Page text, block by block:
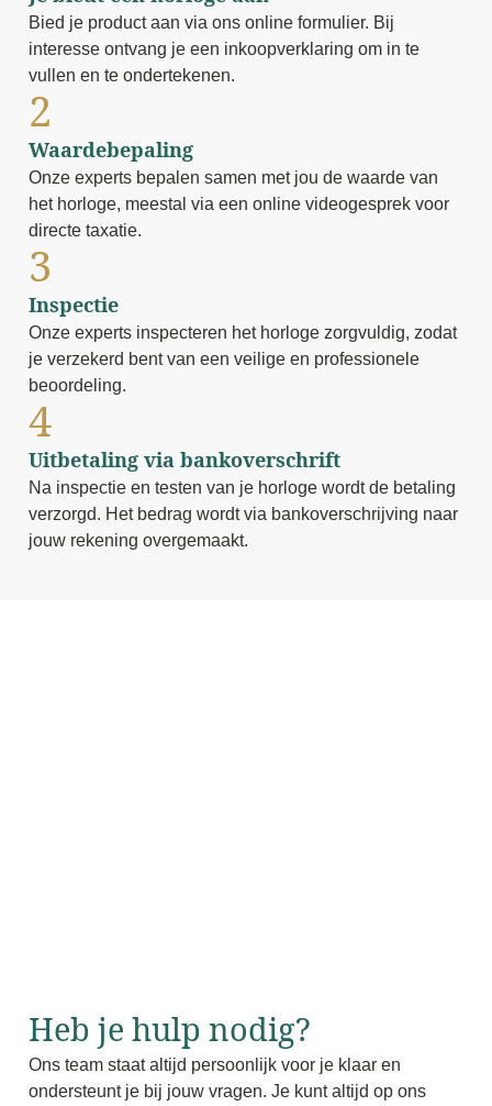
Bied je product aan via ons online formulier. Bij
interesse ontvang je een inkoopverklaring om in te
vullen en te ondertekenen.
2
Waardebepaling
Onze experts bepalen samen met jou de waarde van
het horloge, meestal via een online videogesprek voor
directe taxatie.
3
Inspectie
Onze experts inspecteren het horloge zorgvuldig, zodat
je verzekerd bent van een veilige en professionele
beoordeling.
4
Uitbetaling via bankoverschrift
Na inspectie en testen van je horloge wordt de betaling
verzorgd. Het bedrag wordt via bankoverschrijving naar
jouw rekening overgemaakt.
Heb je hulp nodig?
Ons team staat altijd persoonlijk voor je klaar en
ondersteunt je bij jouw vragen. Je kunt altijd op ons